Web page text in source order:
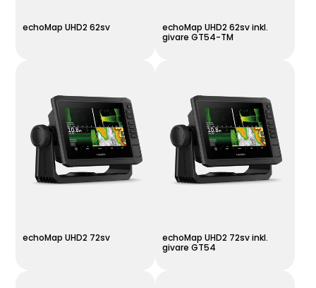
echoMap UHD2 62sv
echoMap UHD2 62sv inkl.
givare GT54-TM
echoMap UHD2 72sv
echoMap UHD2 72sv inkl.
givare GT54